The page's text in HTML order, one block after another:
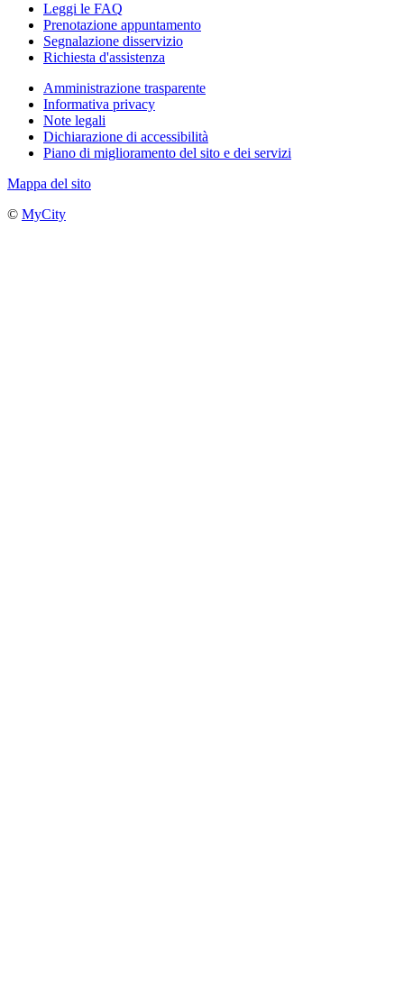
Leggi le FAQ
Prenotazione appuntamento
Segnalazione disservizio
Richiesta d'assistenza
Amministrazione trasparente
Informativa privacy
Note legali
Dichiarazione di accessibilità
Piano di miglioramento del sito e dei servizi
Mappa del sito
© MyCity